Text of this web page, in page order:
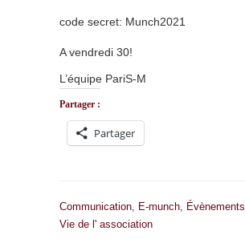
code secret: Munch2021
A vendredi 30!
L’équipe PariS-M
Partager :
Partager
Communication, E-munch, Évènements
Vie de l' association